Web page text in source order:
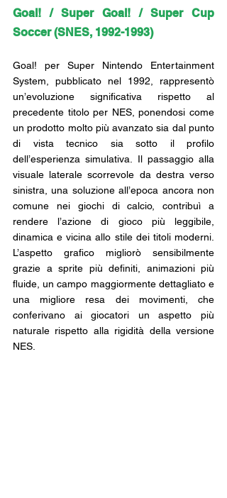
Goal! / Super Goal! / Super Cup
Soccer (SNES, 1992-1993)
Goal! per Super Nintendo Entertainment
System, pubblicato nel 1992, rappresentò
un’evoluzione significativa rispetto al
precedente titolo per NES, ponendosi come
un prodotto molto più avanzato sia dal punto
di vista tecnico sia sotto il profilo
dell’esperienza simulativa. Il passaggio alla
visuale laterale scorrevole da destra verso
sinistra, una soluzione all’epoca ancora non
comune nei giochi di calcio, contribuì a
rendere l’azione di gioco più leggibile,
dinamica e vicina allo stile dei titoli moderni.
L’aspetto grafico migliorò sensibilmente
grazie a sprite più definiti, animazioni più
fluide, un campo maggiormente dettagliato e
una migliore resa dei movimenti, che
conferivano ai giocatori un aspetto più
naturale rispetto alla rigidità della versione
NES.